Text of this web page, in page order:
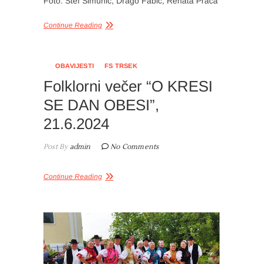
Continue Reading
OBAVIJESTI FS TRSEK
Folklorni večer “O KRESI
SE DAN OBESI”,
21.6.2024
Post Byadmin No Comments
Continue Reading